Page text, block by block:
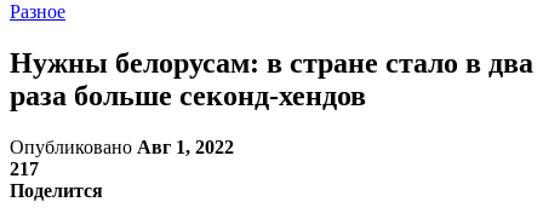
Разное
Нужны белорусам: в стране стало в два
раза больше секонд-хендов
Опубликовано Авг 1, 2022
217
Поделится